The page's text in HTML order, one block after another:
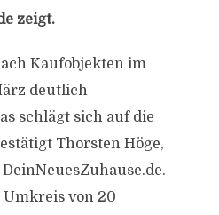
zeigt.
Kaufobjekten im
deutlich
schlägt sich auf die
Thorsten Höge,
Umkreis von 20